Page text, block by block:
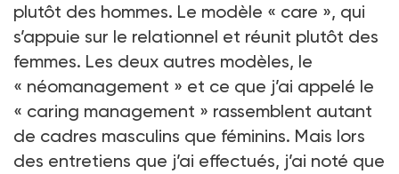
plutôt des hommes. Le modèle « care », qui
s’appuie sur le relationnel et réunit plutôt des
femmes. Les deux autres modèles, le
« néomanagement » et ce que j’ai appelé le
« caring management » rassemblent autant
de cadres masculins que féminins. Mais lors
des entretiens que j’ai effectués, j’ai noté que